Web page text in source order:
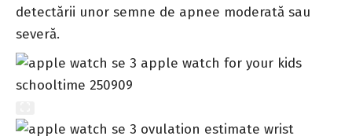
detectării unor semne de apnee moderată sau
severă.